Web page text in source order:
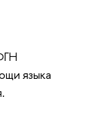
языка